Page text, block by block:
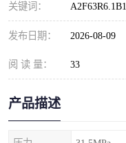
关键词： A2F63R6.1B1
发布日期： 2026-08-09
阅 读 量： 33
产品描述